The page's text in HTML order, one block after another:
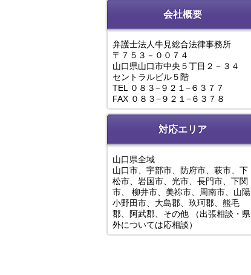
会社概要
弁護士法人牛見総合法律事務所
〒７５３－００７４
山口県山口市中央５丁目２－３４
セントラルビル５階
TEL ０８３−９２１−６３７７
FAX ０８３−９２１−６３７８
対応エリア
山口県全域
山口市、宇部市、防府市、萩市、下
松市、岩国市、光市、長門市、下関
市、 柳井市、美祢市、周南市、山陽
小野田市、大島郡、玖珂郡、熊毛
郡、阿武郡、その他 （出張相談・県
外については応相談）